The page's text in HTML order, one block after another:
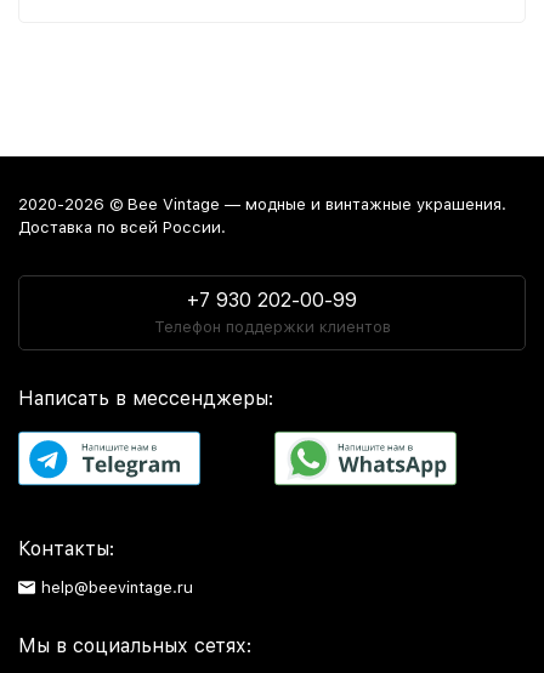
2020-2026 © Bee Vintage — модные и винтажные украшения.
Доставка по всей России.
+7 930 202-00-99
Телефон поддержки клиентов
Написать в мессенджеры:
Контакты:
help@beevintage.ru
Мы в социальных сетях: